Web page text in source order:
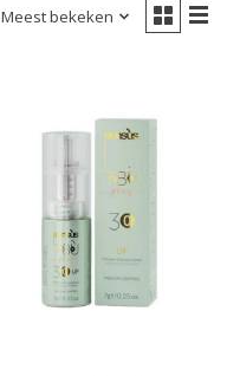
Meest bekeken